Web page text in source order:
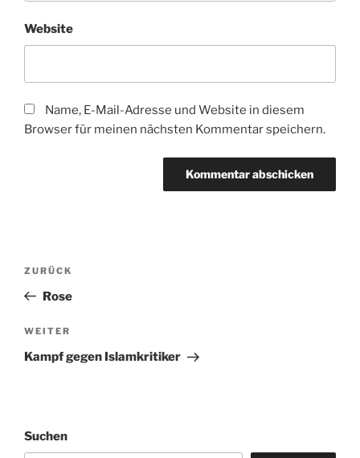
Website
Name, E-Mail-Adresse und Website in diesem
Browser für meinen nächsten Kommentar speichern.
Beitragsnavigation
Vorheriger
Beitrag
ZURÜCK
Rose
Nächster
Beitrag
WEITER
Kampf gegen Islamkritiker
Suchen